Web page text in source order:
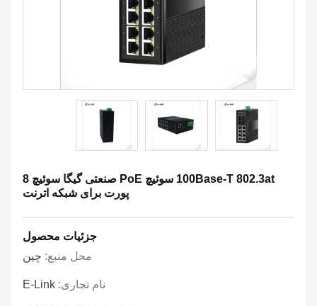
100Base-T 802.3at سوئیچ PoE صنعتی گیگا سوئیچ 8
پورت برای شبکه اترنت
جزئیات محصول
محل منبع: چین
نام تجاری: E-Link